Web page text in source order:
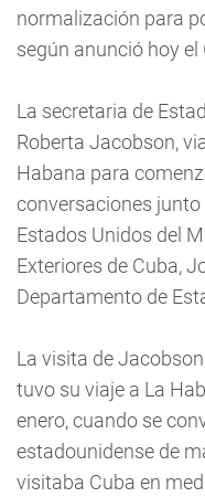
normalización para
según anunció hoy el
La secretaria de
Roberta Jacobson,
Habana para
conversaciones
Estados Unidos del
Exteriores de Cuba,
Departamento de
La visita de
tuvo su viaje a La
enero, cuando se
estadounidense de
visitaba Cuba en